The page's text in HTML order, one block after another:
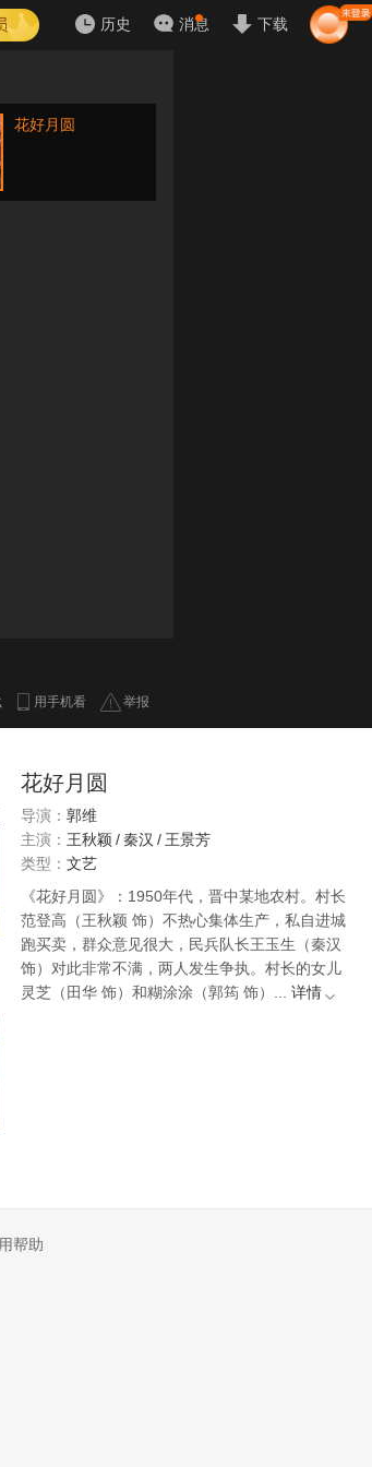
历史 消息 下载
花好月圆
用手机看 举报
花好月圆
导演： 郭维
主演： 王秋颖 /秦汉 / 王景芳
类型： 文艺
《花好月圆》：1950年代，晋中某地农村。村长
范登高（王秋颖 饰）不热心集体生产，私自进城
跑买卖，群众意见很大，民兵队长王玉生（秦汉
饰）对此非常不满，两人发生争执。村长的女儿
灵芝（田华 饰）和糊涂涂（郭筠 饰）...
详情
帮助